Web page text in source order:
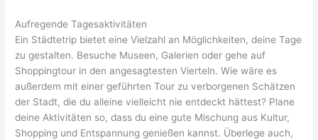
Aufregende Tagesaktivitäten
Ein Städtetrip bietet eine Vielzahl an Möglichkeiten, deine Tage
zu gestalten. Besuche Museen, Galerien oder gehe auf
Shoppingtour in den angesagtesten Vierteln. Wie wäre es
außerdem mit einer geführten Tour zu verborgenen Schätzen
der Stadt, die du alleine vielleicht nie entdeckt hättest? Plane
deine Aktivitäten so, dass du eine gute Mischung aus Kultur,
Shopping und Entspannung genießen kannst. Überlege auch,